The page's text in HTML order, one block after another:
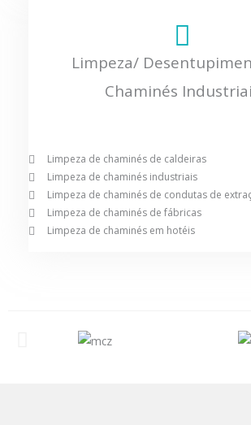
Limpeza/
Chaminés
Limpeza de chaminés de caldeiras
Limpeza de chaminés industriais
Limpeza de chaminés de condutas de
Limpeza de chaminés de fábricas
Limpeza de chaminés em hotéis